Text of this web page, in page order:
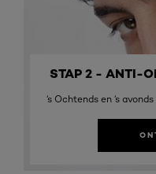
STAP 2 - ANTI-
’s Ochtends en ’s